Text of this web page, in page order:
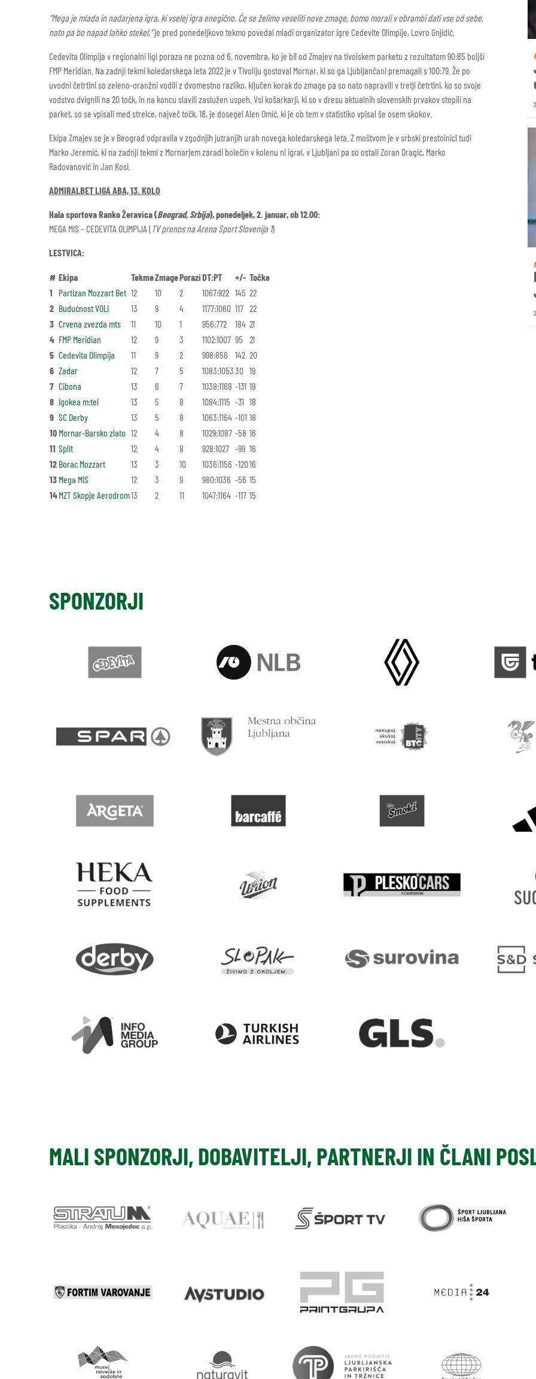
“Mega je mlada in nadarjena igra, ki vselej igra enegično. Če se želimo veseliti nove zmage, bomo morali v obrambi dati vse od sebe,
nato pa bo napad lahko stekel,”je pred ponedeljkovo tekmo povedal mladi organizator igre Cedevite Olimpije, Lovro Gnjidić.
Cedevita Olimpija v regionalni ligi poraza ne pozna od 6. novembra, ko je bil od Zmajev na tivolskem parketu z rezultatom 90:85 boljši
FMP Meridian. Na zadnji tekmi koledarskega leta 2022 je v Tivoliju gostoval Mornar, ki so ga Ljubljančani premagali s 100:79. Že po
uvodni četrtini so zeleno-oranžni vodili z dvomestno razliko, ključen korak do zmage pa so nato napravili v tretji četrtini, ko so svoje
vodstvo dvignili na 20 točk, in na koncu slavili zaslužen uspeh. Vsi košarkarji, ki so v dresu aktualnih slovenskih prvakov stopili na
parket, so se vpisali med strelce, največ točk, 18, je dosegel Alen Omić, ki je ob tem v statistiko vpisal še osem skokov.
Ekipa Zmajev se je v Beograd odpravila v zgodnjih jutranjih urah novega koledarskega leta. Z moštvom je v srbski prestolnici tudi
Marko Jeremić, ki na zadnji tekmi z Mornarjem zaradi bolečin v kolenu ni igral, v Ljubljani pa so ostali Zoran Dragić, Marko
Radovanović in Jan Kosi.
ADMIRALBET LIGA ABA, 13. KOLO
Hala sportova Ranko Žeravica (Beograd, Srbija), ponedeljek, 2. januar, ob 12.00:
MEGA MIS – CEDEVITA OLIMPIJA ( TV prenos na Arena Sport Slovenija 1)
LESTVICA:
# Ekipa TekmeZmagePoraziDT:PT +/- Točke
1
Partizan Mozzart Bet 12 10 2 1067:922 145 22
2 Budućnost VOLI 13 9 4 1177:1060 117 22
3 Crvena zvezda mts 11 10 1 956:772 184 21
4 FMP Meridian 12 9 3 1102:1007 95
21
5 Cedevita Olimpija 11 9 2 998:856 142 20
6 Zadar 12 7 5 1083:105330 19
7 Cibona 13 6 7 1038:1169 -131 19
8 Igokea m:tel 13 5 8 1084:1115 -31 18
9 SC Derby 13 5 8 1063:1164 -101 18
10 Mornar-Barsko zlato 12 4 8 1029:1087 -58 16
11 Split 12 4 8 928:1027 -99 16
12 Borac Mozzart 13 3 10 1036:1156 -12016
13 Mega MIS 12 3 9 980:1036 -56 15
14MZT Skopje Aerodrom13 2 11 1047:1164 -117 15
SPONZORJI
MALI SPONZORJI, DOBAVITELJI, PARTNERJI IN ČLANI